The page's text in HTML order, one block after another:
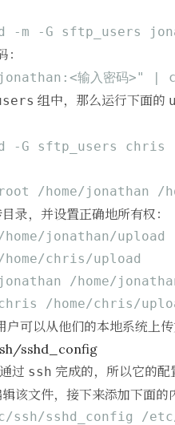
-m -G sftp_users
输入密码>" |
组中，那么运行下面的
-G sftp_users chris
/home/jonathan /
录，并设置正确地所有权：
jonathan/upload
chris/upload
/home/
/home/chris/
可以从他们的本地系统上传
sshd_config
过 ssh 完成的，所以它的配
该文件，接下来添加下面的
ssh/sshd_config /